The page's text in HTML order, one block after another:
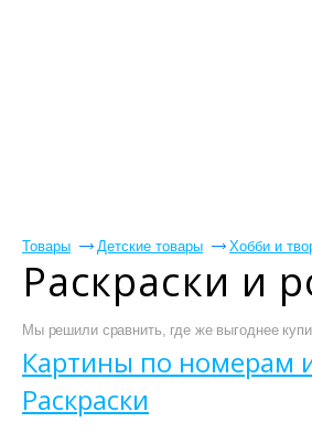
Товары Детские товары Хобби и
Раскраски и
Мы решили сравнить, где же выгоднее
Картины по номерам
Раскраски